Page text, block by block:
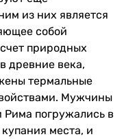
из них является
собой
природных
древние века,
термальные
Мужчины
погружались в
места, и